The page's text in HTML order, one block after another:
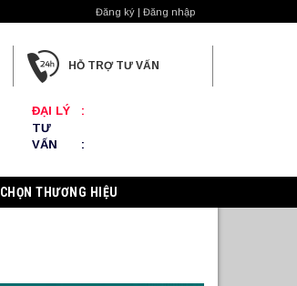
Đăng ký | Đăng nhập
HỖ TRỢ TƯ VẤN
ĐẠI LÝ
:
TƯ
VẤN
:
CHỌN THƯƠNG HIỆU